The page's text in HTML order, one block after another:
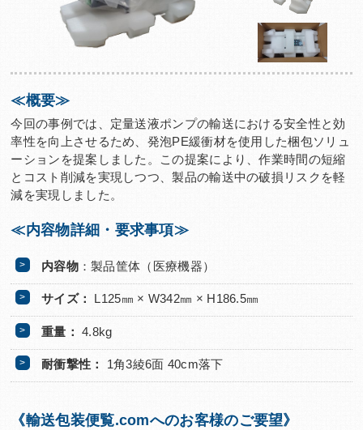
≪概要≫
今回の事例では、定量送液ポンプの輸送における安全性と効
率性を向上させるため、発泡PE緩衝材を使用した梱包ソリュ
ーションを提案しました。この提案により、作業時間の短縮
とコスト削減を実現しつつ、製品の輸送中の破損リスクを軽
減を実現しました。
≪内容物詳細・要求事項≫
内容物：製品筐体（医療機器）
サイズ： L125㎜ × W342㎜ × H186.5㎜
重量： 4.8kg
耐衝撃性： 1角3綾6面 40cm落下
《輸送包装便覧.comへのお客様のご要望》